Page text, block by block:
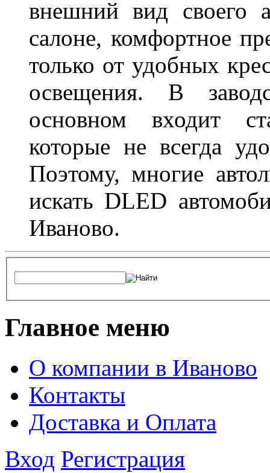
внешний вид своего
салоне, комфортное
только от удобных
освещения. В
основном входит
которые не всегда
Поэтому, многие
искать DLED
Иваново.
Главное меню
О компании в Иваново
Контакты
Доставка и Оплата
Вход Регистрация